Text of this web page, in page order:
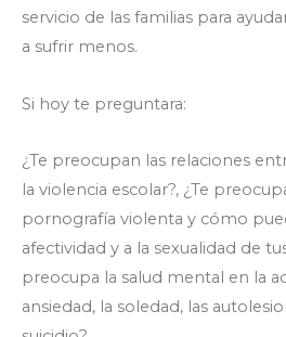
servicio de las familias para
a sufrir menos.
Si hoy te preguntara:
¿Te preocupan las relaciones
la violencia escolar?, ¿Te
pornografía violenta y cómo
afectividad y a la sexualidad de
preocupa la salud mental en la
ansiedad, la soledad, las